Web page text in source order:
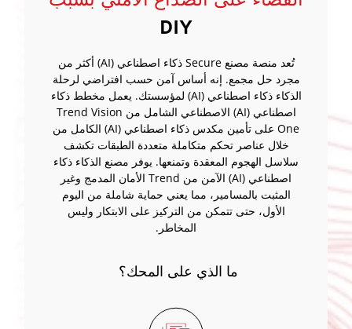
DIY
تُعد منصة مصنع Secure ذكاء اصطناعي (AI) أكثر من
مجرد حل مجمع. إنه أساس آمن حسب افتراضي لرحلة
الذكاء ذكاء اصطناعي (AI) لمؤسستك. يعمل مخطط ذكاء
اصطناعي (AI) الاصطناعي الشامل من Trend Vision
One على تأمين مكدس ذكاء اصطناعي (AI) الكامل من
خلال عناصر تحكم متكاملة متعددة الطبقات تكشف
سلاسل الهجوم المعقدة وتمنعها. يوفر مصنع الذكاء ذكاء
اصطناعي (AI) الآمن من Trend الأمان المدمج وغير
المثبت بالمسامير، مما يعني حماية شاملة من اليوم
الأول، حتى تتمكن من التركيز على الابتكار وليس
المخاطر.
ما الذي على المحك؟